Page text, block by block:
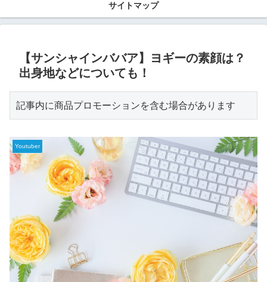
サイトマップ
【サンシャインババア】ヨギーの素顔は？
出身地などについても！
記事内に商品プロモーションを含む場合があります
Youtuber